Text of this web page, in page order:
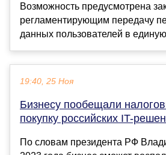
Возможность предусмотрена
регламентирующим передачу
данных пользователей в единую
19:40, 25 Ноя
Бизнесу пообещали
покупку российских IT-
По словам президента РФ